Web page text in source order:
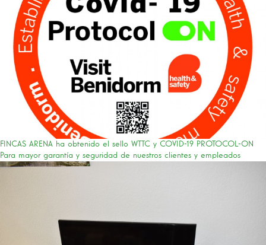
FINCAS ARENA ha obtenido el sello WTTC y COVID-19 PROTOCOL-ON
Para mayor garantía y seguridad de nuestros clientes y empleados